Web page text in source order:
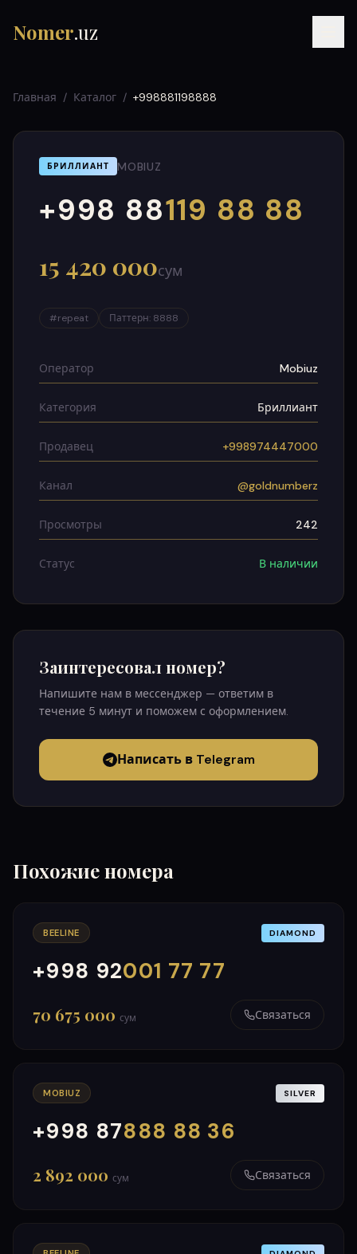
Nomer.uz
UZ УЗ
Главная / Каталог / +998881198888
БРИЛЛИАНТ MOBIUZ
+998 88119 88 88
000
999
15 420 000сум
#repeat Паттерн: 8888
Оператор Mobiuz
Категория Бриллиант
Продавец +998974447000
Канал @goldnumberz
Просмотры 242
Статус В наличии
Заинтересовал номер?
Напишите нам в мессенджер — ответим в
течение 5 минут и поможем с оформлением.
Написать в Telegram
Похожие номера
BEELINE DIAMOND
+998 92001 77 77
000
999
70 675 000 сум Связаться
MOBIUZ SILVER
+998 87888 88 36
000
999
2 892 000 сум Связаться